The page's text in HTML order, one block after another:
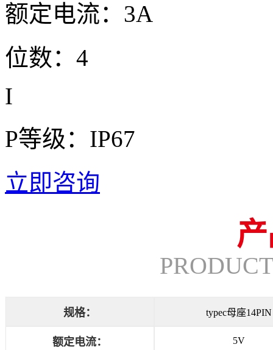
额定电流：3A
位数：4
I
P等级：IP67
立即咨询
规格： typec母座14PIN
额定电流： 5V